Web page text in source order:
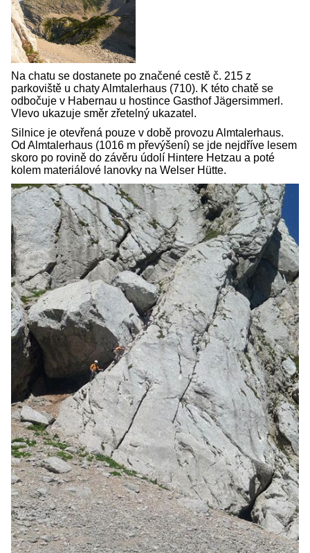
Na chatu se dostanete po značené cestě č. 215 z
parkoviště u chaty Almtalerhaus (710). K této chatě se
odbočuje v Habernau u hostince Gasthof Jägersimmerl.
Vlevo ukazuje směr zřetelný ukazatel.
Silnice je otevřená pouze v době provozu Almtalerhaus.
Od Almtalerhaus (1016 m převýšení) se jde nejdříve lesem
skoro po rovině do závěru údolí Hintere Hetzau a poté
kolem materiálové lanovky na Welser Hütte.